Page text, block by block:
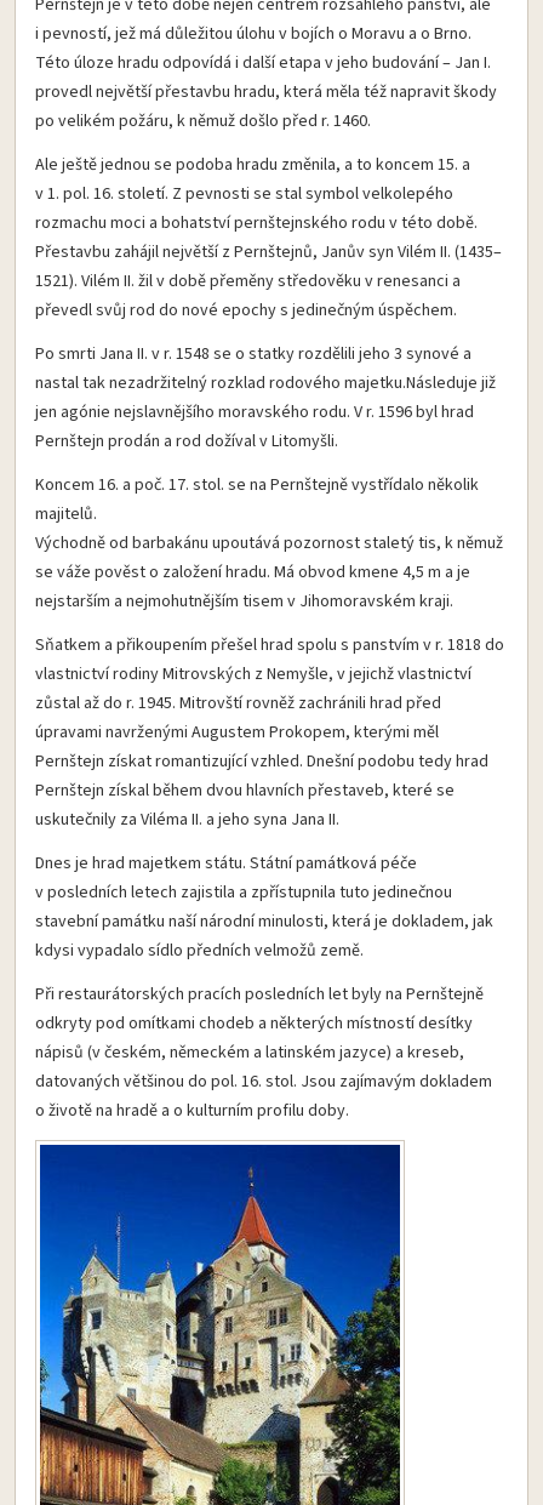
i pevností, jež má důležitou úlohu v bojích o Moravu a o Brno.
Této úloze hradu odpovídá i další etapa v jeho budování – Jan I.
provedl největší přestavbu hradu, která měla též napravit škody
po velikém požáru, k němuž došlo před r. 1460.
Ale ještě jednou se podoba hradu změnila, a to koncem 15. a
v 1. pol. 16. století. Z pevnosti se stal symbol velkolepého
rozmachu moci a bohatství pernštejnského rodu v této době.
Přestavbu zahájil největší z Pernštejnů, Janův syn Vilém II. (1435–
1521). Vilém II. žil v době přeměny středověku v renesanci a
převedl svůj rod do nové epochy s jedinečným úspěchem.
Po smrti Jana II. v r. 1548 se o statky rozdělili jeho 3 synové a
nastal tak nezadržitelný rozklad rodového majetku.Následuje již
jen agónie nejslavnějšího moravského rodu. V r. 1596 byl hrad
Pernštejn prodán a rod dožíval v Litomyšli.
Koncem 16. a poč. 17. stol. se na Pernštejně vystřídalo několik
majitelů.
Východně od barbakánu upoutává pozornost staletý tis, k němuž
se váže pověst o založení hradu. Má obvod kmene 4,5 m a je
nejstarším a nejmohutnějším tisem v Jihomoravském kra­ji.
Sňatkem a přikoupením přešel hrad spolu s panstvím v r. 1818 do
vlastnictví rodiny Mitrovských z Nemyšle, v jejichž vlastnictví
zůstal až do r. 1945. Mitrovští rovněž zachránili hrad před
úpravami navrženými Augustem Prokopem, kterými měl
Pernštejn získat romantizující vzhled. Dnešní podobu tedy hrad
Pernštejn získal během dvou hlavních přestaveb, které se
uskutečnily za Viléma II. a jeho syna Jana II.
Dnes je hrad majetkem státu. Státní památková péče
v posledních letech zajistila a zpřístupnila tuto jedinečnou
stavební památku naší národní minulosti, která je dokladem, jak
kdysi vypadalo sídlo předních velmožů země.
Při restaurátorských pracích posledních let byly na Pernštejně
odkryty pod omítkami chodeb a některých místností desítky
nápisů (v českém, německém a latinském jazyce) a kreseb,
datovaných většinou do pol. 16. stol. Jsou zajímavým dokladem
o životě na hradě a o kulturním profilu doby.